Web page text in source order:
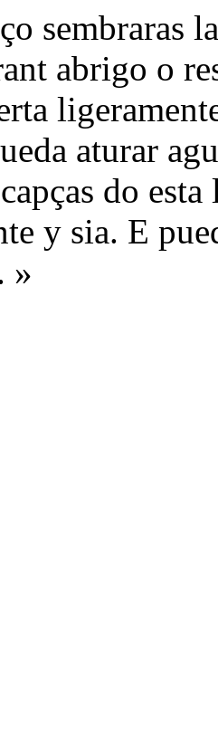
sembraras
abrigo o
aturar
do
y sia. E
»